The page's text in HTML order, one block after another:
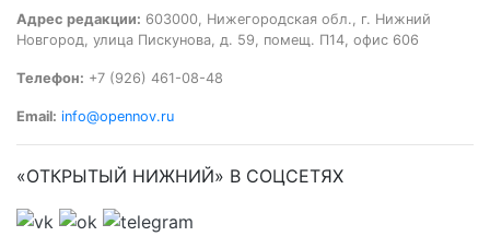
Адрес редакции: 603000, Нижегородская обл., г. Нижний
Новгород, улица Пискунова, д. 59, помещ. П14, офис 606
Телефон: +7 (926) 461-08-48
Email: info@opennov.ru
«ОТКРЫТЫЙ НИЖНИЙ» В СОЦСЕТЯХ